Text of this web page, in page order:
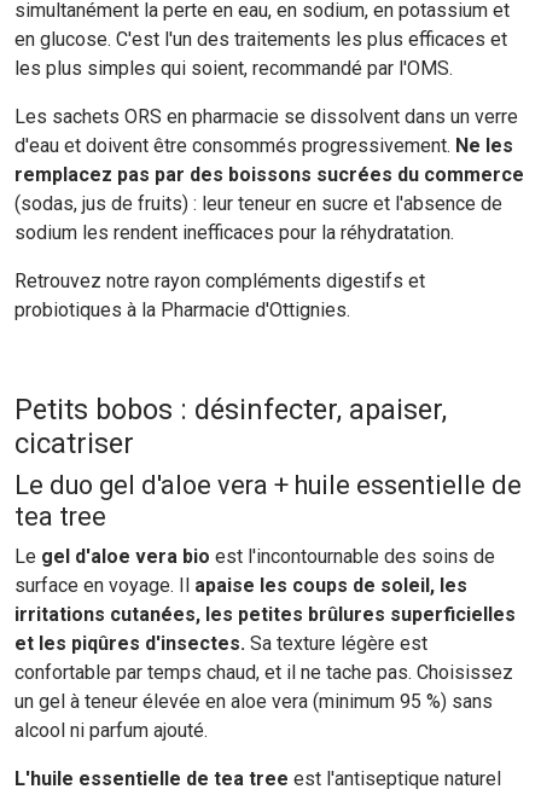
simultanément la perte en eau, en sodium, en potassium et
en glucose. C'est l'un des traitements les plus efficaces et
les plus simples qui soient, recommandé par l'OMS.
Les sachets ORS en pharmacie se dissolvent dans un verre
d'eau et doivent être consommés progressivement. Ne les
remplacez pas par des boissons sucrées du commerce
(sodas, jus de fruits) : leur teneur en sucre et l'absence de
sodium les rendent inefficaces pour la réhydratation.
Retrouvez notre rayon compléments digestifs et
probiotiques à la Pharmacie d'Ottignies.
Petits bobos : désinfecter, apaiser,
cicatriser
Le duo gel d'aloe vera + huile essentielle de
tea tree
Le gel d'aloe vera bio est l'incontournable des soins de
surface en voyage. Il apaise les coups de soleil, les
irritations cutanées, les petites brûlures superficielles
et les piqûres d'insectes. Sa texture légère est
confortable par temps chaud, et il ne tache pas. Choisissez
un gel à teneur élevée en aloe vera (minimum 95 %) sans
alcool ni parfum ajouté.
L'huile essentielle de tea tree est l'antiseptique naturel